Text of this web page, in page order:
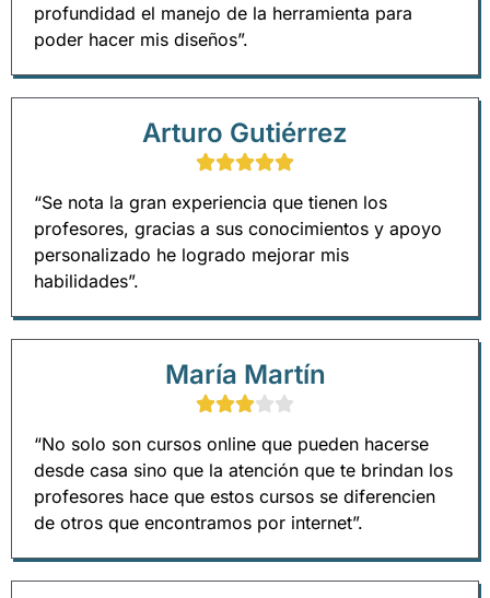
profundidad el manejo de la herramienta para
poder hacer mis diseños”.
Arturo Gutiérrez
“Se nota la gran experiencia que tienen los
profesores, gracias a sus conocimientos y apoyo
personalizado he logrado mejorar mis
habilidades”.
María Martín
“No solo son cursos online que pueden hacerse
desde casa sino que la atención que te brindan los
profesores hace que estos cursos se diferencien
de otros que encontramos por internet”.